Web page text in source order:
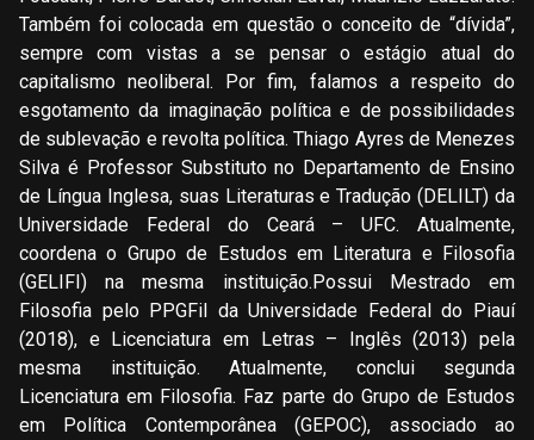
Também foi colocada em questão o conceito de “dívida”,
sempre com vistas a se pensar o estágio atual do
capitalismo neoliberal. Por fim, falamos a respeito do
esgotamento da imaginação política e de possibilidades
de sublevação e revolta política. Thiago Ayres de Menezes
Silva é Professor Substituto no Departamento de Ensino
de Língua Inglesa, suas Literaturas e Tradução (DELILT) da
Universidade Federal do Ceará – UFC. Atualmente,
coordena o Grupo de Estudos em Literatura e Filosofia
(GELIFI) na mesma instituição.Possui Mestrado em
Filosofia pelo PPGFil da Universidade Federal do Piauí
(2018), e Licenciatura em Letras – Inglês (2013) pela
mesma instituição. Atualmente, conclui segunda
Licenciatura em Filosofia. Faz parte do Grupo de Estudos
em Política Contemporânea (GEPOC), associado ao